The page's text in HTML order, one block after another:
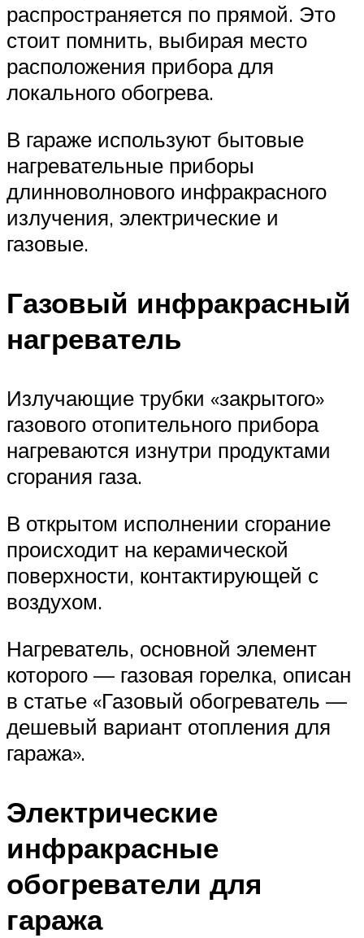
распространяется по прямой. Это
стоит помнить, выбирая место
расположения прибора для
локального обогрева.
В гараже используют бытовые
нагревательные приборы
длинноволнового инфракрасного
излучения, электрические и
газовые.
Газовый инфракрасный
нагреватель
Излучающие трубки «закрытого»
газового отопительного прибора
нагреваются изнутри продуктами
сгорания газа.
В открытом исполнении сгорание
происходит на керамической
поверхности, контактирующей с
воздухом.
Нагреватель, основной элемент
которого — газовая горелка, описан
в статье «Газовый обогреватель —
дешевый вариант отопления для
гаража».
Электрические
инфракрасные
обогреватели для
гаража